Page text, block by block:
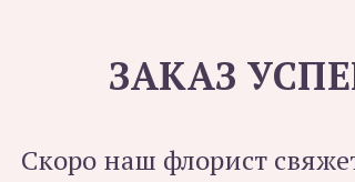
ЗАКАЗ
Скоро наш флорист